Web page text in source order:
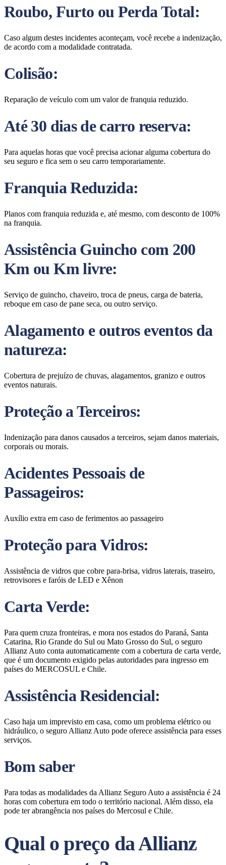
Roubo, Furto ou Perda Total:
Caso algum destes incidentes aconteçam, você recebe a indenização,
de acordo com a modalidade contratada.
Colisão:
Reparação de veículo com um valor de franquia reduzido.
Até 30 dias de carro reserva:
Para aquelas horas que você precisa acionar alguma cobertura do
seu seguro e fica sem o seu carro temporariamente.
Franquia Reduzida:
Planos com franquia reduzida e, até mesmo, com desconto de 100%
na franquia.
Assistência Guincho com 200
Km ou Km livre:
Serviço de guincho, chaveiro, troca de pneus, carga de bateria,
reboque em caso de pane seca, ou outro serviço.
Alagamento e outros eventos da
natureza:
Cobertura de prejuízo de chuvas, alagamentos, granizo e outros
eventos naturais.
Proteção a Terceiros:
Indenização para danos causados a terceiros, sejam danos materiais,
corporais ou morais.
Acidentes Pessoais de
Passageiros:
Auxílio extra em caso de ferimentos ao passageiro
Proteção para Vidros:
Assistência de vidros que cobre para-brisa, vidros laterais, traseiro,
retrovisores e faróis de LED e Xênon
Carta Verde:
Para quem cruza fronteiras, e mora nos estados do Paraná, Santa
Catarina, Rio Grande do Sul ou Mato Grosso do Sul, o seguro
Allianz Auto conta automaticamente com a cobertura de carta verde,
que é um documento exigido pelas autoridades para ingresso em
países do MERCOSUL e Chile.
Assistência Residencial:
Caso haja um imprevisto em casa, como um problema elétrico ou
hidráulico, o seguro Allianz Auto pode oferece assistência para esses
serviços.
Bom saber
Para todas as modalidades da Allianz Seguro Auto a assistência é 24
horas com cobertura em todo o território nacional. Além disso, ela
pode ter abrangência nos países do Mercosul e Chile.
Qual o preço da Allianz